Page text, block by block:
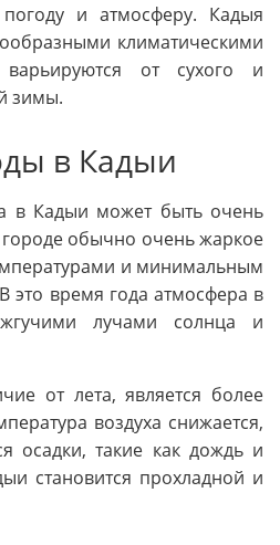
и атмосферу. Кадыя
климатическими
от сухого и
зимы.
в Кадыи
в Кадыи может быть очень
обычно очень жаркое
и минимальным
это время года атмосфера в
лучами солнца и
от лета, является более
воздуха снижается,
осадки, такие как дождь и
становится прохладной и